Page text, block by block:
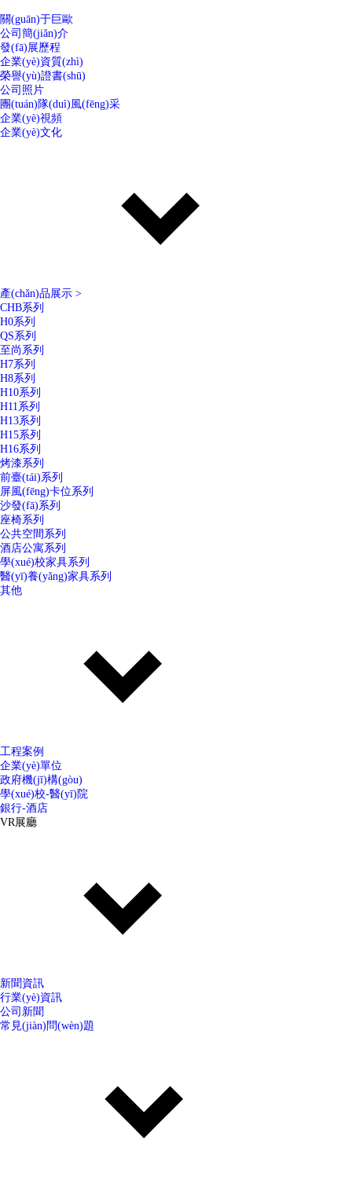
關(guān)于巨歐
公司簡(jiǎn)介
發(fā)展歷程
企業(yè)資質(zhì)
榮譽(yù)證書(shū)
公司照片
團(tuán)隊(duì)風(fēng)采
企業(yè)視頻
企業(yè)文化
產(chǎn)品展示 >
CHB系列
H0系列
QS系列
至尚系列
H7系列
H8系列
H10系列
H11系列
H13系列
H15系列
H16系列
烤漆系列
前臺(tái)系列
屏風(fēng)卡位系列
沙發(fā)系列
座椅系列
公共空間系列
酒店公寓系列
學(xué)校家具系列
醫(yī)養(yǎng)家具系列
其他
工程案例
企業(yè)單位
政府機(jī)構(gòu)
學(xué)校-醫(yī)院
銀行-酒店
VR展廳
新聞資訊
行業(yè)資訊
公司新聞
常見(jiàn)問(wèn)題